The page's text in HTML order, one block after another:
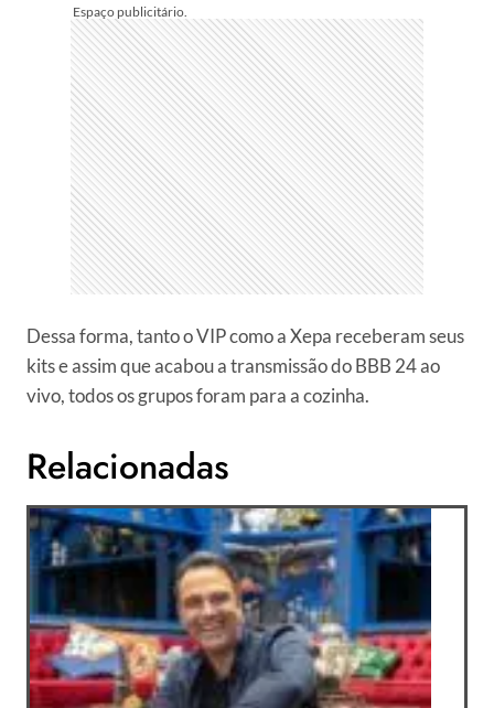
Dessa forma, tanto o VIP como a Xepa receberam seus
kits e assim que acabou a transmissão do BBB 24 ao
vivo, todos os grupos foram para a cozinha.
Relacionadas